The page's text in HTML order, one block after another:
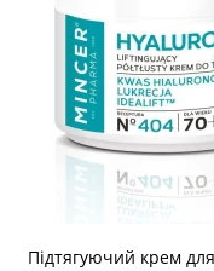
Підтягуючий крем